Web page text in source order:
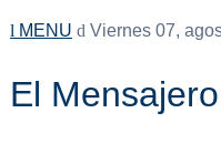
MENU Viernes 07,
El